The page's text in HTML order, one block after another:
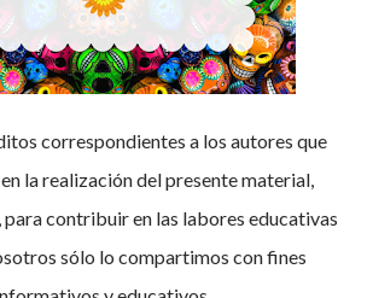
correspondientes a los autores que
la realización del presente material,
contribuir en las labores educativas
sólo lo compartimos con fines